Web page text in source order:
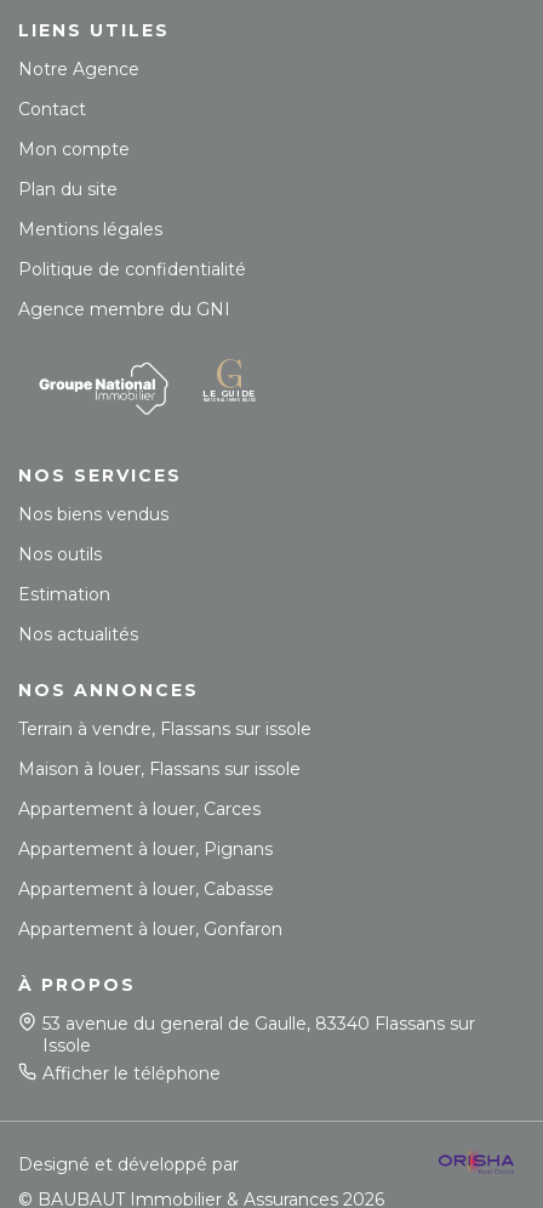
LIENS UTILES
Notre Agence
Contact
Mon compte
Plan du site
Mentions légales
Politique de confidentialité
Agence membre du GNI
NOS SERVICES
Nos biens vendus
Nos outils
Estimation
Nos actualités
NOS ANNONCES
Terrain à vendre, Flassans sur issole
Maison à louer, Flassans sur issole
Appartement à louer, Carces
Appartement à louer, Pignans
Appartement à louer, Cabasse
Appartement à louer, Gonfaron
À PROPOS
53 avenue du general de Gaulle, 83340 Flassans sur
Issole
Afficher le téléphone
Designé et développé par
© BAUBAUT Immobilier & Assurances 2026